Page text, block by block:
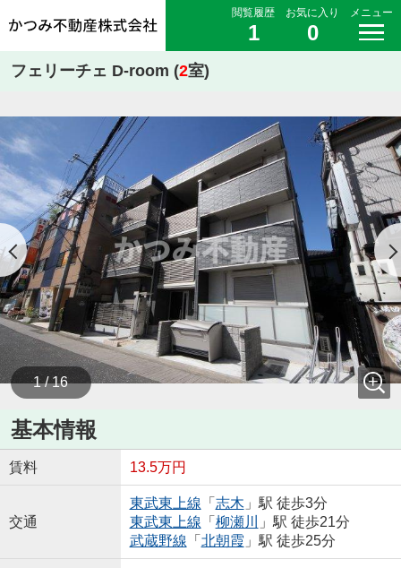
閲覧履歴
1
お気に入り
0
メニュー
フェリーチェ D-room (2室)
1 / 16
基本情報
賃料 13.5万円
交通
東武東上線 「 志木 」駅 徒歩3分
東武東上線 「 柳瀬川
」駅 徒歩21分
武蔵野線 「 北朝霞 」駅 徒歩25分